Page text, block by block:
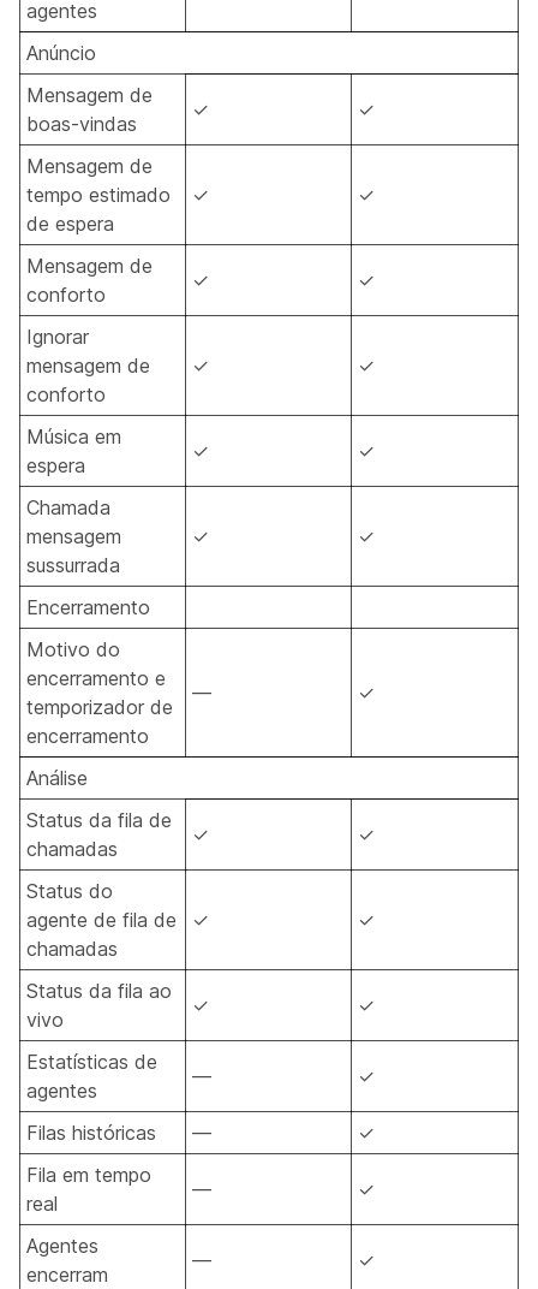
agentes
Anúncio
Mensagem de
boas-vindas
✓ ✓
Mensagem de
tempo estimado
de espera
✓ ✓
Mensagem de
conforto
✓ ✓
Ignorar
mensagem de
conforto
✓ ✓
Música em
espera
✓ ✓
Chamada
mensagem
sussurrada
✓ ✓
Encerramento
Motivo do
encerramento e
temporizador de
encerramento
— ✓
Análise
Status da fila de
chamadas
✓ ✓
Status do
agente de fila de
chamadas
✓ ✓
Status da fila ao
vivo
✓ ✓
Estatísticas de
agentes
— ✓
Filas históricas —
✓
Fila em tempo
real
— ✓
Agentes
encerram
— ✓